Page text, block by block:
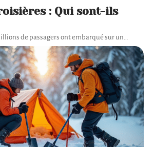
: Qui sont-ils
de passagers ont embarqué sur un